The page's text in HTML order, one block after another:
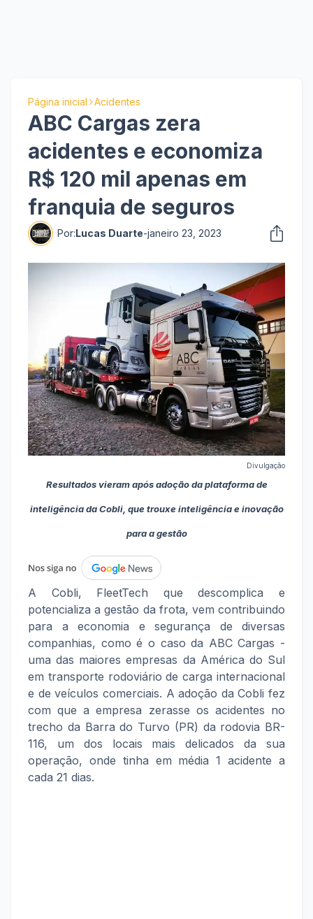
Página inicial Acidentes
ABC Cargas zera
acidentes e economiza
R$ 120 mil apenas em
franquia de seguros
Por:Lucas Duarte-janeiro 23, 2023
Divulgação
Resultados vieram após adoção da plataforma de
inteligência da Cobli, que trouxe inteligência e inovação
para a gestão
A Cobli, FleetTech que descomplica e
potencializa a gestão da frota, vem contribuindo
para a economia e segurança de diversas
companhias, como é o caso da ABC Cargas -
uma das maiores empresas da América do Sul
em transporte rodoviário de carga internacional
e de veículos comerciais. A adoção da Cobli fez
com que a empresa zerasse os acidentes no
trecho da Barra do Turvo (PR) da rodovia BR-
116, um dos locais mais delicados da sua
operação, onde tinha em média 1 acidente a
cada 21 dias.